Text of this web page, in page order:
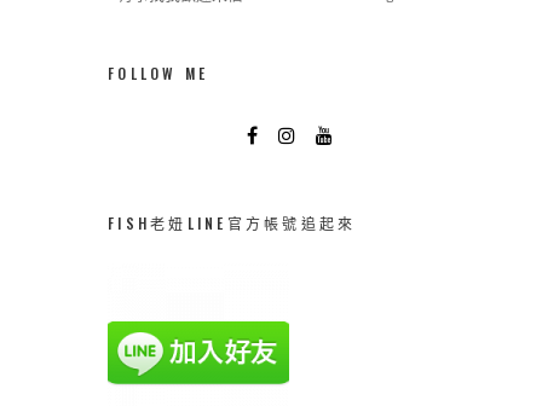
FOLLOW ME
FISH老妞LINE官方帳號追起來